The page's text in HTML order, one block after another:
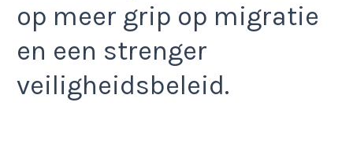
op meer grip op migratie
en een strenger
veiligheidsbeleid.